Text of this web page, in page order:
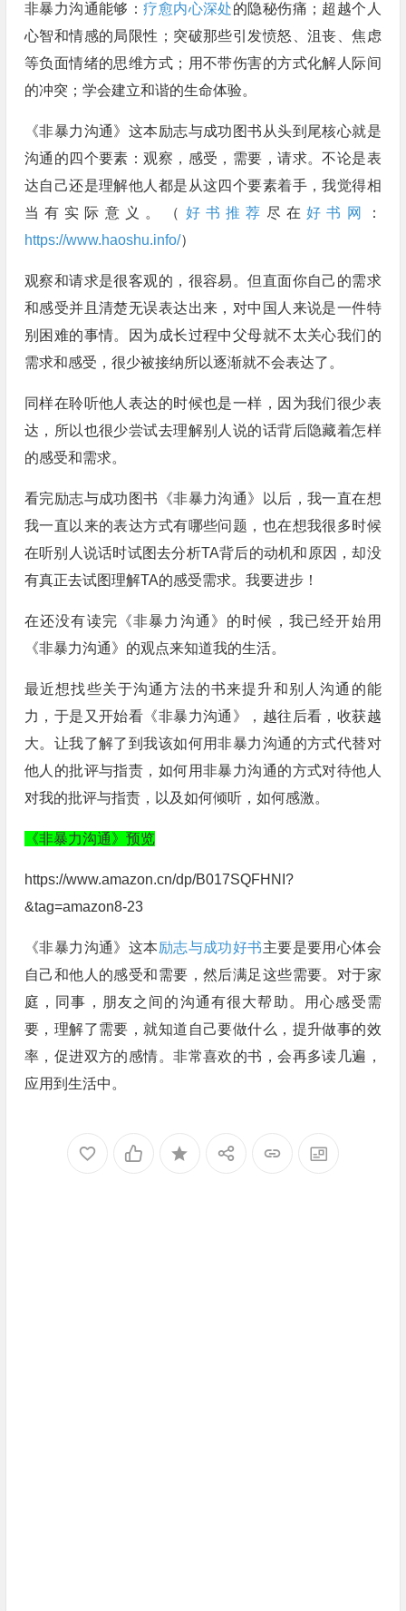
非暴力沟通能够：疗愈内心深处的隐秘伤痛；超越个人
心智和情感的局限性；突破那些引发愤怒、沮丧、焦虑
等负面情绪的思维方式；用不带伤害的方式化解人际间
的冲突；学会建立和谐的生命体验。
《非暴力沟通》这本励志与成功图书从头到尾核心就是
沟通的四个要素：观察，感受，需要，请求。不论是表
达自己还是理解他人都是从这四个要素着手，我觉得相
当有实际意义。（ 好书推荐 尽在好书网
：
https://www.haoshu.info/）
观察和请求是很客观的，很容易。但直面你自己的需求
和感受并且清楚无误表达出来，对中国人来说是一件特
别困难的事情。因为成长过程中父母就不太关心我们的
需求和感受，很少被接纳所以逐渐就不会表达了。
同样在聆听他人表达的时候也是一样，因为我们很少表
达，所以也很少尝试去理解别人说的话背后隐藏着怎样
的感受和需求。
看完励志与成功图书《非暴力沟通》以后，我一直在想
我一直以来的表达方式有哪些问题，也在想我很多时候
在听别人说话时试图去分析TA背后的动机和原因，却没
有真正去试图理解TA的感受需求。我要进步！
在还没有读完《非暴力沟通》的时候，我已经开始用
《非暴力沟通》的观点来知道我的生活。
最近想找些关于沟通方法的书来提升和别人沟通的能
力，于是又开始看《非暴力沟通》，越往后看，收获越
大。让我了解了到我该如何用非暴力沟通的方式代替对
他人的批评与指责，如何用非暴力沟通的方式对待他人
对我的批评与指责，以及如何倾听，如何感激。
《非暴力沟通》预览
https://www.amazon.cn/dp/B017SQFHNI?
&tag=amazon8-23
《非暴力沟通》这本励志与成功好书主要是要用心体会
自己和他人的感受和需要，然后满足这些需要。对于家
庭，同事，朋友之间的沟通有很大帮助。用心感受需
要，理解了需要，就知道自己要做什么，提升做事的效
率，促进双方的感情。非常喜欢的书，会再多读几遍，
应用到生活中。